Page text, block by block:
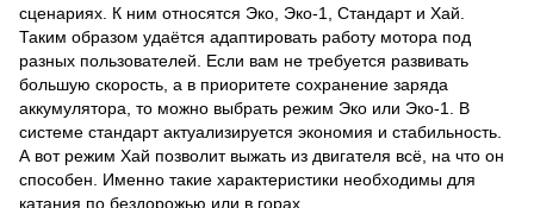
сценариях. К ним относятся Эко, Эко-1, Стандарт и Хай.
Таким образом удаётся адаптировать работу мотора под
разных пользователей. Если вам не требуется развивать
большую скорость, а в приоритете сохранение заряда
аккумулятора, то можно выбрать режим Эко или Эко-1. В
системе стандарт актуализируется экономия и стабильность.
А вот режим Хай позволит выжать из двигателя всё, на что он
способен. Именно такие характеристики необходимы для
катания по бездорожью или в горах.